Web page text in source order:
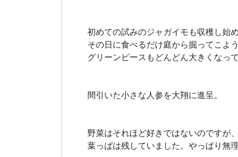
初めての試みのジャガイモも収穫し始め
その日に食べるだけ庭から掘ってこよう
グリーンピースもどんどん大きくなっ
間引いた小さな人参を大翔に進呈。
野菜はそれほど好きではないのですが
葉っぱは残していました。やっぱり無理